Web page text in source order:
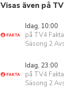
Visas även på TV
Idag, 10:00
på TV4 Fakta
Säsong 2
Idag, 23:00
på TV4 Fakta
Säsong 2